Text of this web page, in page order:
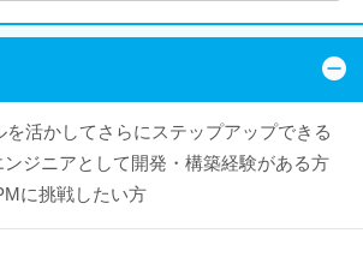
活かしてさらにステップアップできる
ジニアとして開発・構築経験がある方
に挑戦したい方